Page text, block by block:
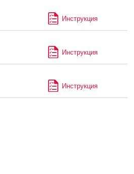
Инструкция
Инструкция
Инструкция